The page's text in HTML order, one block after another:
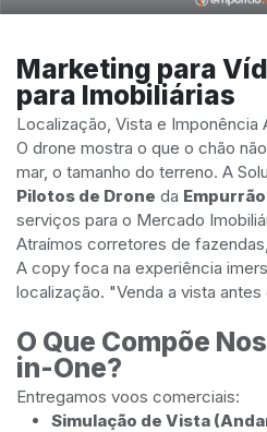
Marketing para
para Imobiliárias
Localização, Vista e Imponência
O drone mostra o que o chão
mar, o tamanho do terreno. A
Pilotos de Drone da
serviços para o Mercado
Atraímos corretores de
A copy foca na experiência
localização. "Venda a vista
O Que Compõe
in-One?
Entregamos voos comerciais:
Simulação de Vista